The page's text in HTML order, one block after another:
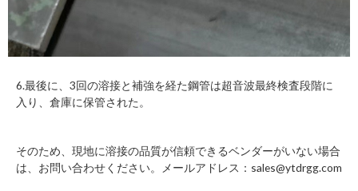
6.最後に、3回の溶接と補強を経た鋼管は超音波最終検査段階に
入り、倉庫に保管された。
そのため、現地に溶接の品質が信頼できるベンダーがいない場合
は、お問い合わせください。メールアドレス：sales@ytdrgg.com